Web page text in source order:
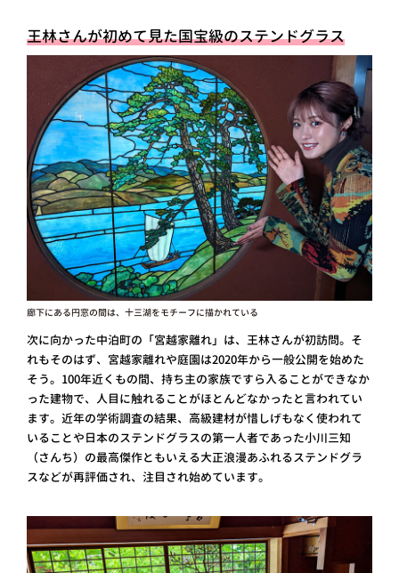
王林さんが初めて見た国宝級のステンドグラス
廊下にある円窓の間は、十三湖をモチーフに描かれている
次に向かった中泊町の「宮越家離れ」は、王林さんが初訪問。そ
れもそのはず、宮越家離れや庭園は2020年から一般公開を始めた
そう。100年近くもの間、持ち主の家族ですら入ることができなか
った建物で、人目に触れることがほとんどなかったと言われてい
ます。近年の学術調査の結果、高級建材が惜しげもなく使われて
いることや日本のステンドグラスの第一人者であった小川三知
（さんち）の最高傑作ともいえる大正浪漫あふれるステンドグラ
スなどが再評価され、注目され始めています。